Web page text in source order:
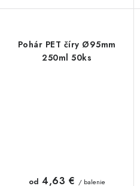
Pohár PET číry Ø95mm
250ml 50ks
od 4,63 € / balenie